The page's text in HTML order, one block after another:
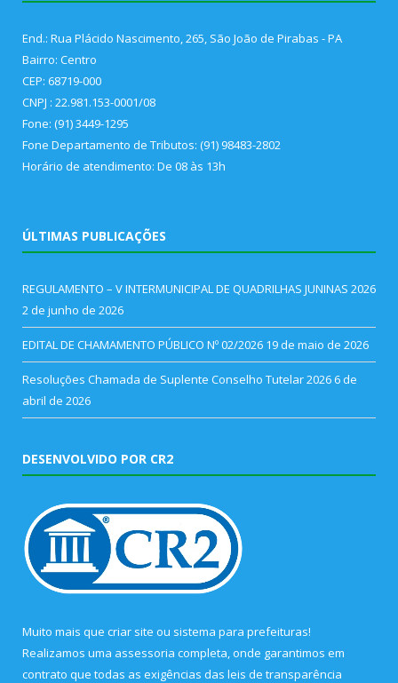
End.: Rua Plácido Nascimento, 265, São João de Pirabas - PA
Bairro: Centro
CEP: 68719-000
CNPJ : 22.981.153-0001/08
Fone: (91) 3449-1295
Fone Departamento de Tributos: (91) 98483-2802
Horário de atendimento: De 08 às 13h
ÚLTIMAS PUBLICAÇÕES
REGULAMENTO – V INTERMUNICIPAL DE QUADRILHAS JUNINAS 2026
2 de junho de 2026
EDITAL DE CHAMAMENTO PÚBLICO Nº 02/2026 19 de maio de 2026
Resoluções Chamada de Suplente Conselho Tutelar 2026 6 de
abril de 2026
DESENVOLVIDO POR CR2
Muito mais que criar site ou sistema para prefeituras!
Realizamos uma assessoria completa, onde garantimos em
contrato que todas as exigências das leis de transparência